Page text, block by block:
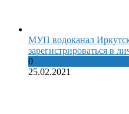
МУП водоканал
зарегистрироваться в
0
25.02.2021